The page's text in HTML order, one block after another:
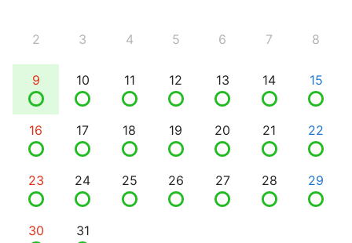
2 3 4 5 6 7 8
9 10 11 12 13 14 15
16 17 18 19 20 21 22
23 24 25 26 27 28 29
30 31